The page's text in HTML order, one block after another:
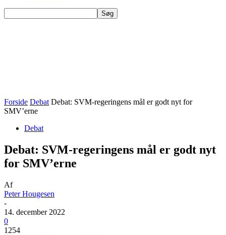
Forside Debat Debat: SVM-regeringens mål er godt nyt for
SMV’erne
Debat
Debat: SVM-regeringens mål er godt nyt
for SMV’erne
Af
Peter Hougesen
-
14. december 2022
0
1254